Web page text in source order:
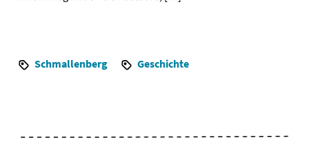
Schmallenberg Geschichte